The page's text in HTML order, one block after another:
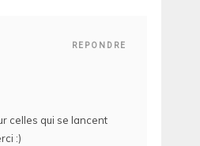
REPONDRE
celles qui se lancent
:)